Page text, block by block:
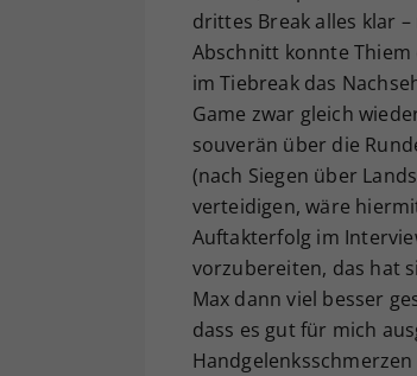
drittes Break alles klar
Abschnitt konnte
im Tiebreak das
Game zwar gleich
souverän über die
(nach Siegen über
verteidigen, wäre
Auftakterfolg im
vorzubereiten, das hat
Max dann viel besser
dass es gut für mich